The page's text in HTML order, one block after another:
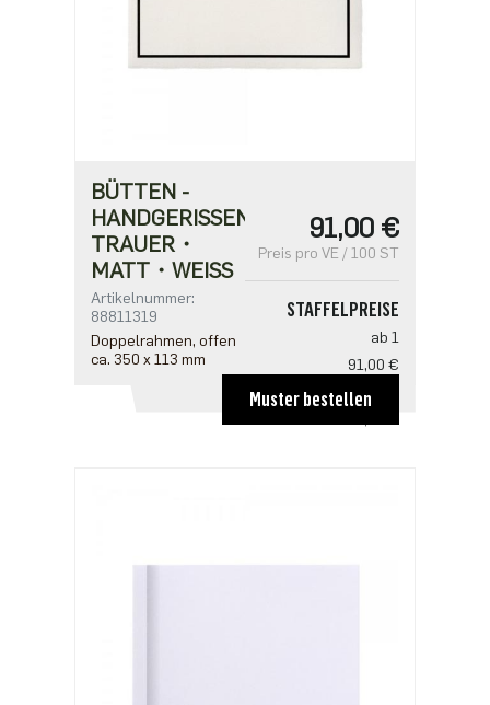
BÜTTEN -
HANDGERISSEN
TRAUER・
MATT・WEISS
Artikelnummer:
88811319
Doppelrahmen, offen
ca. 350 x 113 mm
91,00 €
Preis pro VE / 100 ST
STAFFELPREISE
ab 1
91,00 €
ab 5
Muster bestellen